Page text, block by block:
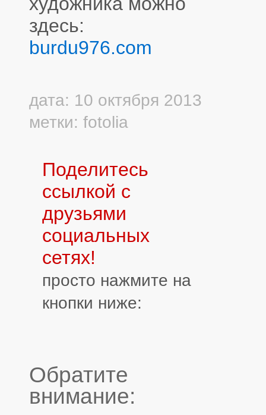
здесь:
burdu976.com
дата: 10 октября 2013
метки: fotolia
Поделитесь
ссылкой с
друзьями
социальных
сетях!
просто нажмите на
кнопки ниже:
Обратите
внимание: